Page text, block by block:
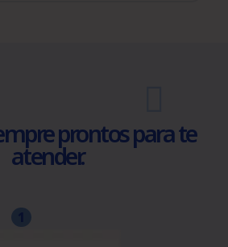
prontos para te
atender.